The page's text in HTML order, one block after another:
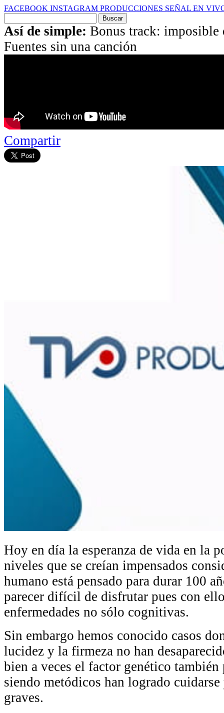
FACEBOOK INSTAGRAM PRODUCCIONES SEÑAL EN
por:
Así de simple: Bonus track: imposible
Fuentes sin una canción
Compartir
Hoy en día la esperanza de vida en la
niveles que se creían impensados
humano está pensado para durar 100
parecer difícil de disfrutar pues con
enfermedades no sólo cognitivas.
Sin embargo hemos conocido casos
lucidez y la firmeza no han
bien a veces el factor genético también
siendo metódicos han logrado cuidarse
graves.